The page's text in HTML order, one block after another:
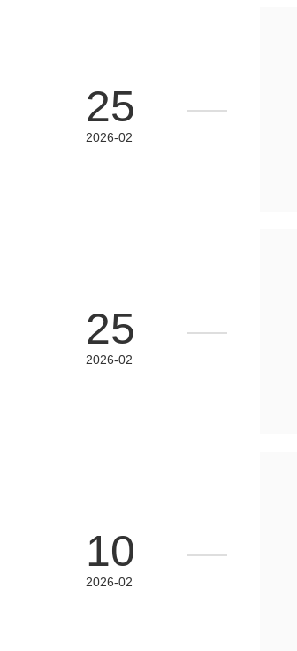
25
2026-02
25
2026-02
10
2026-02